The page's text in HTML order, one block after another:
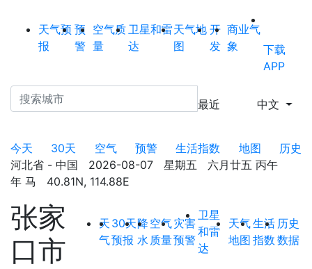
天气预
报
预
警
空气质
量
卫星和雷
达
天气地
图
开
发
商业气
象
下载
APP
最近 中文
今天 30天 空气 预警 生活指数 地图
历史
河北省 - 中国 2026-08-07 星期五 六月廿五 丙午
年 马 40.81N, 114.88E
张家
口市
天
气
30天
预报
降
水
空气
质量
灾害
预警
卫星
和雷
达
天气
地图
生活
指数
历史
数据